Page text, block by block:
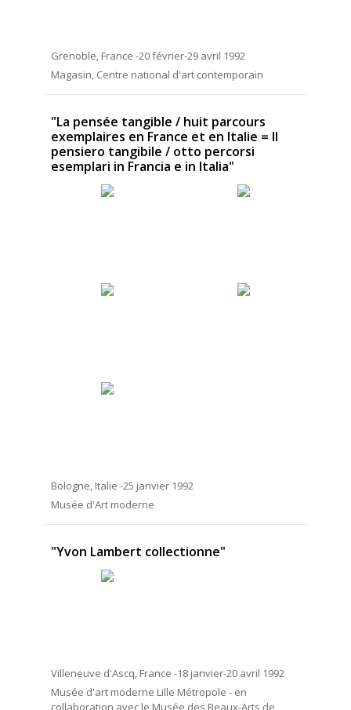
Grenoble, France -20 février-29 avril 1992
Magasin, Centre national d'art contemporain
"La pensée tangible / huit parcours
exemplaires en France et en Italie = Il
pensiero tangibile / otto percorsi
esemplari in Francia e in Italia"
Bologne, Italie -25 janvier 1992
Musée d'Art moderne
"Yvon Lambert collectionne"
Villeneuve d'Ascq, France -18 janvier-20 avril 1992
Musée d'art moderne Lille Métropole - en
collaboration avec le Musée des Beaux-Arts de